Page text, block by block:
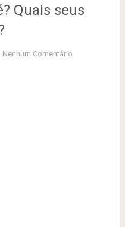
Quais seus
Nenhum Comentário